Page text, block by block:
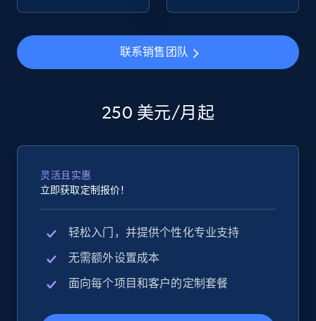
eBay - Collect products from shops on eBay
URL, Product id, Title, Seller name, Seller rating,
eBay - Collect records by category
Seller reviews, Breadcrumbs, Root category, and
2.5K+ 359+ 立即开始
联系销售团队
250 美元/月起
灵活且实惠
立即获取定制报价！
轻松入门，并提供个性化专业支持
无需额外设置成本
面向每个项目和客户的定制套餐